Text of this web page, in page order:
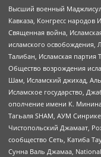
Высший военный
Кавказа, Конгресс народов
Священная война,
исламского
Талибан, Исламская
Общество возрождения
Шам, Исламский джихад,
Исламское государство,
ополчение имени К.
Тагьаля SHAM, АУМ
Чистопольский Джамаат,
сообщество Сеть, Катиба
Сунна Валь Джамаа,